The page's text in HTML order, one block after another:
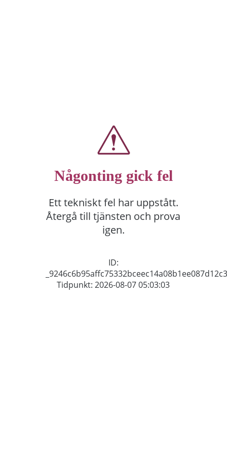
Någonting gick fel
Ett tekniskt fel har uppstått.
Återgå till tjänsten och prova
igen.
ID:
_9246c6b95affc75332bceec14a08b1ee087d12c3
Tidpunkt: 2026-08-07 05:03:03